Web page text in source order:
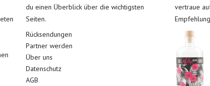
du einen Überblick über die wichtigsten
Seiten.
Rücksendungen
Partner werden
Über uns
Datenschutz
AGB
vertraue